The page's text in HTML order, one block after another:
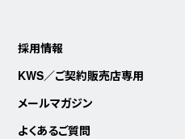
採用情報
KWS／ご契約販売店専用
メールマガジン
よくあるご質問